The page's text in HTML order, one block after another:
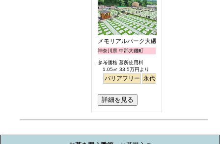
メモリアルパーク大磯
神奈川県 中郡大磯町
参考価格:墓所使用料
1.05㎡ 33.5万円より
バリアフリー 永代供養
詳細を見る